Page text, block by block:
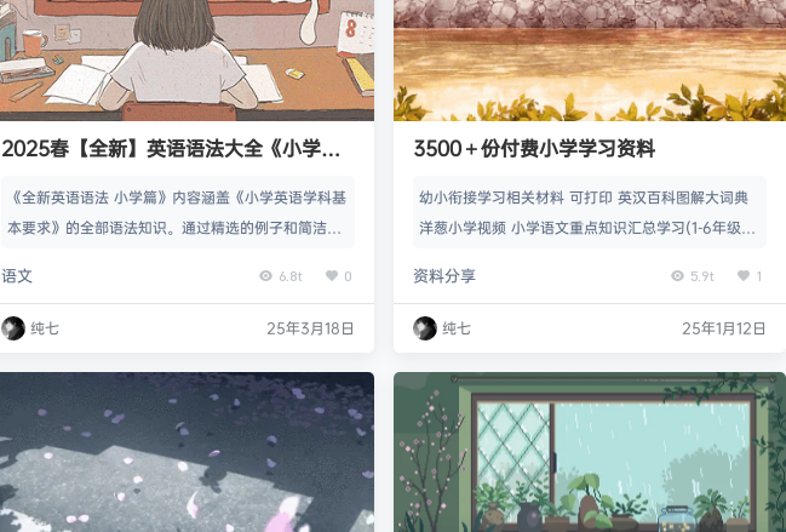
2025春【全新】英语语法大全《小学篇
《全新英语语法 小学篇》内容涵盖《小学英语学科基
本要求》的全部语法知识。通过精选的例子和简洁的
的知识点后，给予适当补充说明。 虽以讲为主，但是
也和练相结合，在讲解语法知识点的基础上，精心编
根据小学生的认知特点，本书编写时尽量避免使用抽
象和生僻的语言，更方便小学生使用。 《全新英语语
法 初中篇》是一本好…
语文 6.8t 0
纯七 25年3月18日
3500＋份付费小学学习资料
幼小衔接学习相关材料 可打印 英汉百科图解大词典
洋葱小学视频 小学语文重点知识汇总学习(1-6年级上
科学习小纸条台集 小红书超火的1-6年级上语文重点
知识汇总 象形9000 英语单词书 维克多英语系列 王
人教版数学1-6年级公式 2024年秋黄冈名卷1-6年级
小学英语重点知识汇总.pdf 五上语…
资料分享 5.9t 1
纯七 25年1月12日